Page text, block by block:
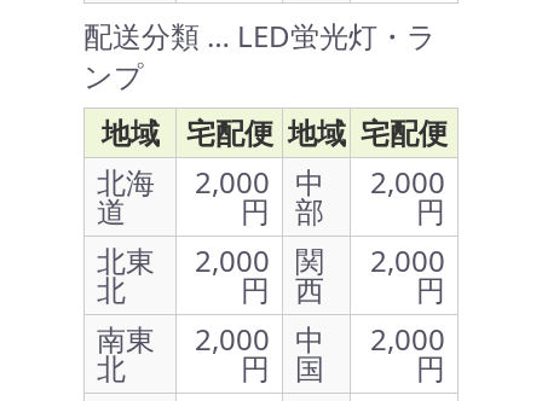
配送分類 … LED蛍光灯・ラ
ンプ
地域
宅配便 地域 宅配便
北海
道
2,000
円
中
部
2,000
円
北東
北
2,000
円
関
西
2,000
円
南東
北
2,000
円
中
国
2,000
円